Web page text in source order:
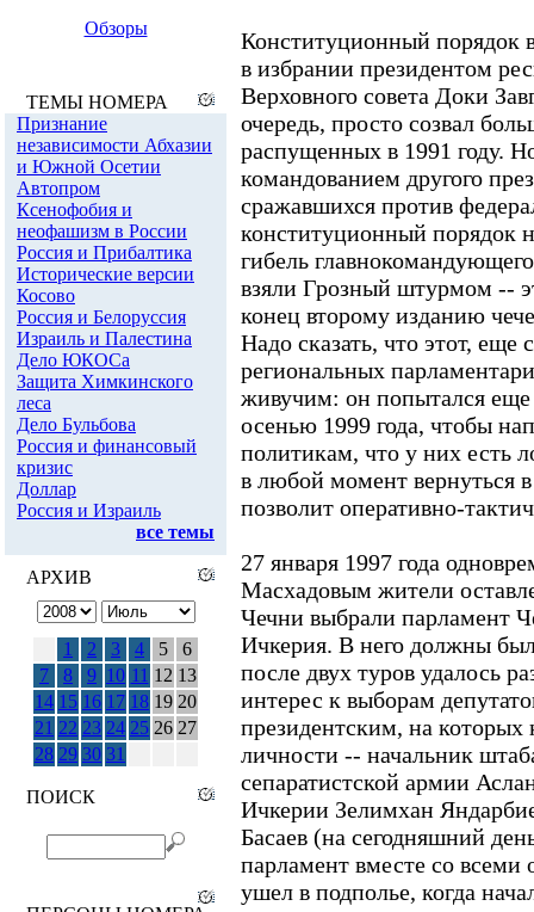
Обзоры
ТЕМЫ НОМЕРА
Признание
независимости Абхазии
и Южной Осетии
Автопром
Ксенофобия и
неофашизм в России
Россия и Прибалтика
Исторические версии
Косово
Россия и Белоруссия
Израиль и Палестина
Дело ЮКОСа
Защита Химкинского
леса
Дело Бульбова
Россия и финансовый
кризис
Доллар
Россия и Израиль
все темы
АРХИВ
1 2 3 4 5
6
7
8 9 10 11 12 13
14 15 16 17 18 19 20
21 22 23 24 25 26 27
28 29 30 31
ПОИСК
Конституционный порядок
в избрании президентом
Верховного совета Доки
очередь, просто созвал
распущенных в 1991 году.
командованием другого
сражавшихся против
конституционный порядок
гибель
взяли Грозный штурмом --
конец второму изданию
Надо сказать, что этот, еще
региональных
живучим: он попытался еще
осенью 1999 года, чтобы
политикам, что у них есть
в любой момент вернуться
позволит оперативно-
27 января 1997 года
Масхадовым жители
Чечни выбрали парламент
Ичкерия. В него должны
после двух туров удалось
интерес к выборам
президентским, на которых
личности -- начальник
сепаратистской армии
Ичкерии Зелимхан
Басаев (на сегодняшний
парламент вместе со всеми
ушел в подполье, когда